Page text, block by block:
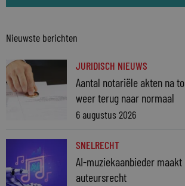
Nieuwste berichten
JURIDISCH NIEUWS
Aantal notariële akten na
weer terug naar normaal
6 augustus 2026
SNELRECHT
AI-muziekaanbieder
auteursrecht